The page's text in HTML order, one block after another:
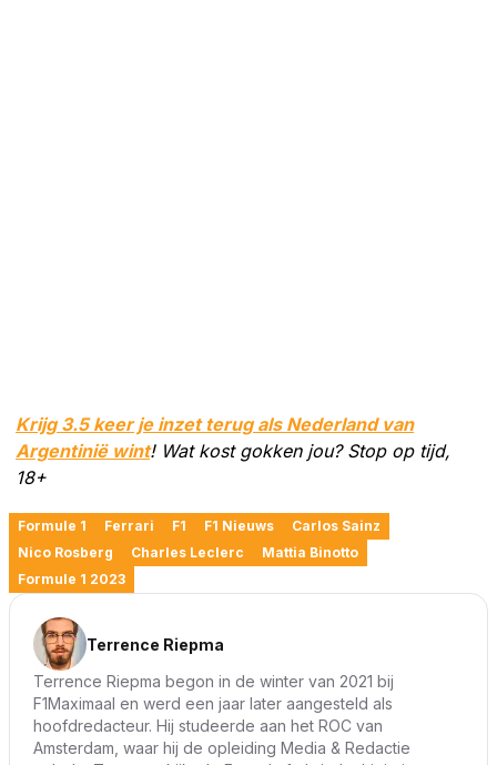
Krijg 3.5 keer je inzet terug als Nederland van
Argentinië wint! Wat kost gokken jou? Stop op tijd,
18+
Formule 1 Ferrari F1 F1 Nieuws
Carlos Sainz
Nico Rosberg
Charles Leclerc
Mattia Binotto
Formule 1 2023
Terrence Riepma
Terrence Riepma begon in de winter van 2021 bij
F1Maximaal en werd een jaar later aangesteld als
hoofdredacteur. Hij studeerde aan het ROC van
Amsterdam, waar hij de opleiding Media & Redactie